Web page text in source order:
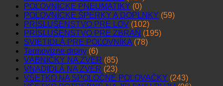
POĽOVNÍCKE PNEUMATIKY (0)
POĽOVNÍCKE ŠPERKY A DOPLNKY (59)
PRÍSLUŠENSTVO PRE LOV (102)
PRÍSLUŠENSTVO PRE ZBRAŇ (195)
SVIETIDLÁ PRE POĽOVNÍKA (78)
Termovízne drony (6)
VÁBNIČKY NA ZVER (85)
VNADIDLÁ NA ZVER (23)
VŠETKO NA SPOLOČNÉ POĽOVAČKY (243)